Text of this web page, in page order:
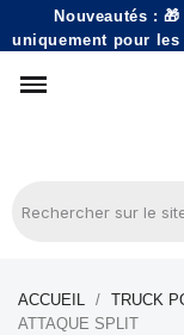
Nouveautés :
uniquement pour
ACCUEIL TRUCK
ATTAQUE SPLIT